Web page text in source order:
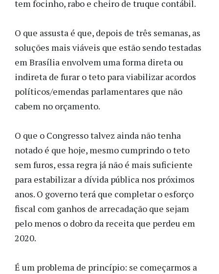
tem focinho, rabo e cheiro de truque contábil.
O que assusta é que, depois de três semanas, as
soluções mais viáveis que estão sendo testadas
em Brasília envolvem uma forma direta ou
indireta de furar o teto para viabilizar acordos
políticos/emendas parlamentares que não
cabem no orçamento.
O que o Congresso talvez ainda não tenha
notado é que hoje, mesmo cumprindo o teto
sem furos, essa regra já não é mais suficiente
para estabilizar a dívida pública nos próximos
anos. O governo terá que completar o esforço
fiscal com ganhos de arrecadação que sejam
pelo menos o dobro da receita que perdeu em
2020.
É um problema de princípio: se começarmos a